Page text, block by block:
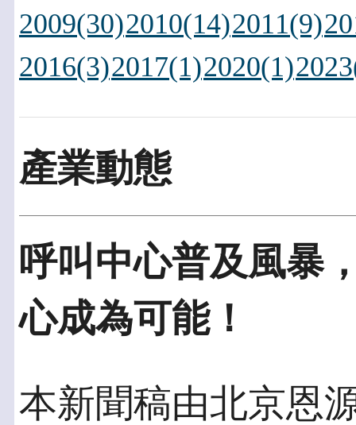
2009(30)2010(14)2011(9)
2016(3)2017(1)2020(1)
產業動態
呼叫中心普及風暴
心成為可能！
本新聞稿由北京恩